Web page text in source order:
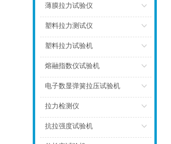
薄膜拉力试验仪
塑料拉力测试仪
塑料拉力试验机
熔融指数仪试验机
电子数显弹簧拉压试验机
拉力检测仪
抗拉强度试验机